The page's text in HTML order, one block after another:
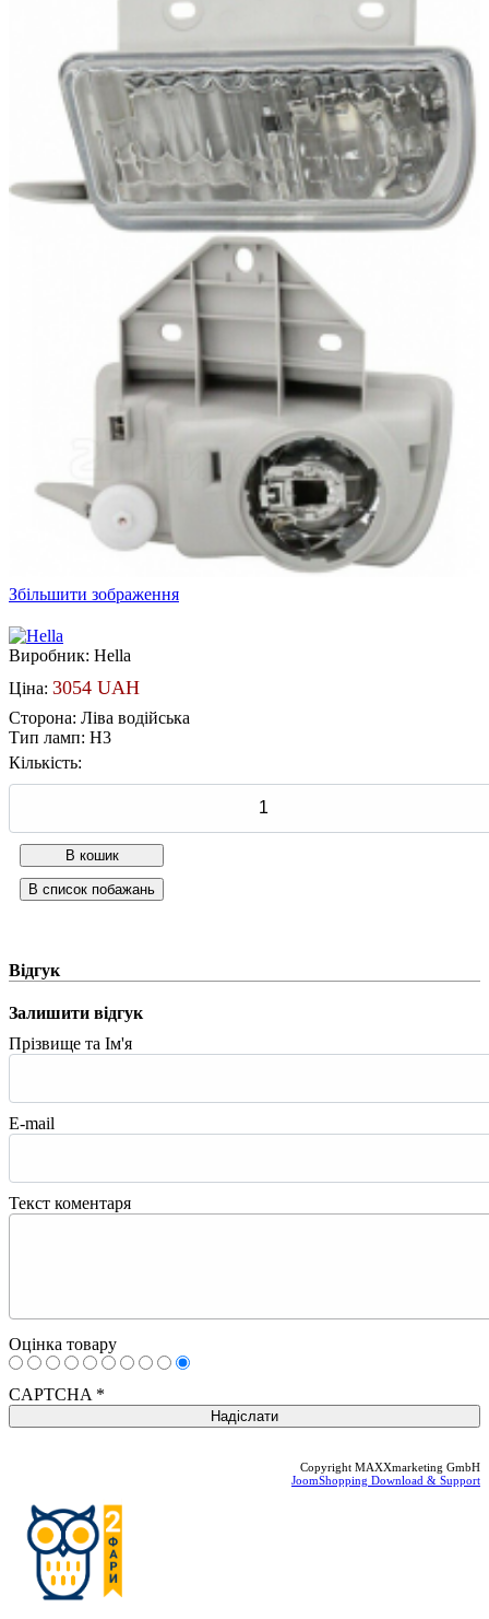
Збільшити зображення
Виробник: Hella
Ціна: 3054 UAH
Сторона: Ліва водійська
Тип ламп: Н3
Кількість:
Відгук
Залишити відгук
Прізвище та Ім'я
E-mail
Текст коментаря
Оцінка товару
CAPTCHA *
Copyright MAXXmarketing GmbH
JoomShopping Download & Support